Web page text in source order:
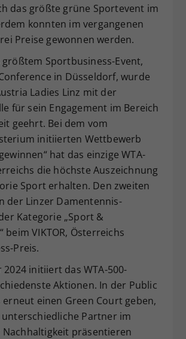
das größte grüne Sportevent im
konnten im vergangenen
Preise gewonnen werden.
Sportbusiness-Event,
in Düsseldorf, wurde
Ladies Linz mit der
für sein Engagement im Bereich
geehrt. Bei dem vom
initiierten Wettbewerb
hat das einzige WTA-
die höchste Auszeichnung
Sport erhalten. Den zweiten
der Linzer Damentennis-
Kategorie „Sport &
beim VIKTOR, Österreichs
Preis.
2024 initiiert das WTA-500-
Aktionen. In der Public
erneut einen Green Court geben,
unterschiedliche Partner im
Nachhaltigkeit präsentieren